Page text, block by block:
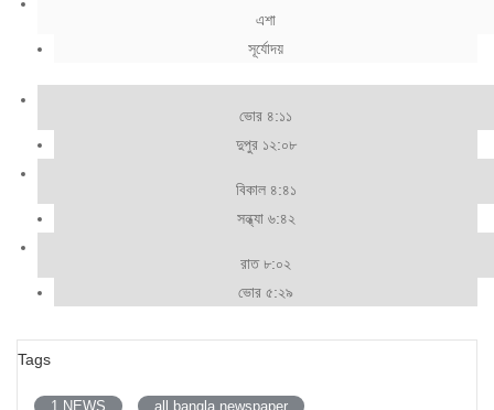
এশা
সূর্যোদয়
ভোর ৪:১১
দুপুর ১২:০৮
বিকাল ৪:৪১
সন্ধ্যা ৬:৪২
রাত ৮:০২
ভোর ৫:২৯
Tags
1 NEWS
all bangla newspaper